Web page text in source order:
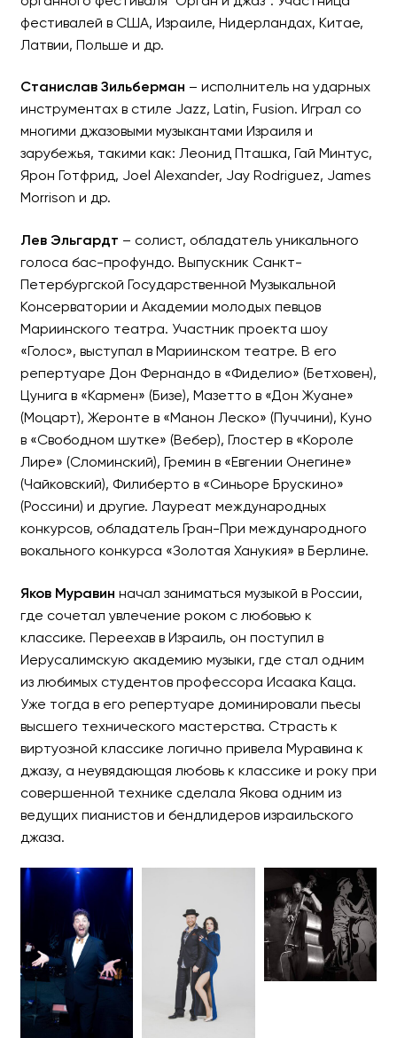
фестивалей в США, Израиле, Нидерландах, Китае,
Латвии, Польше и др.
Станислав Зильберман – исполнитель на ударных
инструментах в стиле Jazz, Latin, Fusion. Играл со
многими джазовыми музыкантами Израиля и
зарубежья, такими как: Леонид Пташка, Гай Минтус,
Ярон Готфрид, Joel Alexander, Jay Rodriguez, James
Morrison и др.
Лев Эльгардт – солист, обладатель уникального
голоса бас-профундо. Выпускник Санкт-
Петербургской Государственной Музыкальной
Консерватории и Академии молодых певцов
Мариинского театра. Участник проекта шоу
«Голос», выступал в Мариинском театре. В его
репертуаре Дон Фернандо в «Фиделио» (Бетховен),
Цунига в «Кармен» (Бизе), Мазетто в «Дон Жуане»
(Моцарт), Жеронте в «Манон Леско» (Пуччини), Куно
в «Свободном шутке» (Вебер), Глостер в «Короле
Лире» (Сломинский), Гремин в «Евгении Онегине»
(Чайковский), Филиберто в «Синьоре Брускино»
(Россини) и другие. Лауреат международных
конкурсов, обладатель Гран-При международного
вокального конкурса «Золотая Ханукия» в Берлине.
Яков Муравин начал заниматься музыкой в России,
где сочетал увлечение роком с любовью к
классике. Переехав в Израиль, он поступил в
Иерусалимскую академию музыки, где стал одним
из любимых студентов профессора Исаака Каца.
Уже тогда в его репертуаре доминировали пьесы
высшего технического мастерства. Страсть к
виртуозной классике логично привела Муравина к
джазу, а неувядающая любовь к классике и року при
совершенной технике сделала Якова одним из
ведущих пианистов и бендлидеров израильского
джаза.